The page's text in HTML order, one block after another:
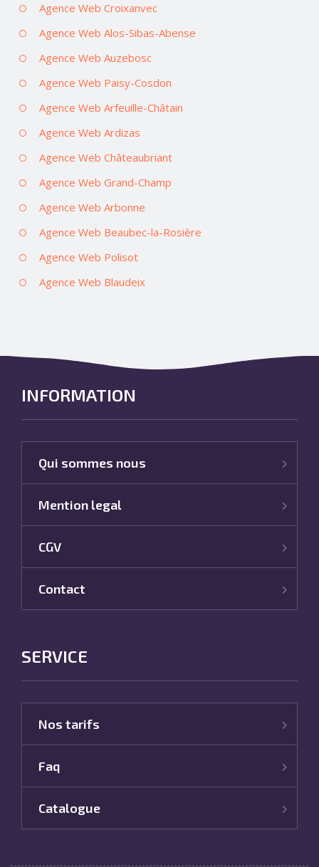
Agence Web Croixanvec
Agence Web Alos-Sibas-Abense
Agence Web Auzebosc
Agence Web Paisy-Cosdon
Agence Web Arfeuille-Châtain
Agence Web Ardizas
Agence Web Châteaubriant
Agence Web Grand-Champ
Agence Web Arbonne
Agence Web Beaubec-la-Rosière
Agence Web Polisot
Agence Web Blaudeix
INFORMATION
Qui sommes nous
Mention legal
CGV
Contact
SERVICE
Nos tarifs
Faq
Catalogue